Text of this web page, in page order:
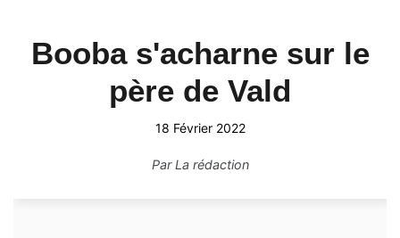
Booba s'acharne sur le
père de Vald
18 Février 2022
ParLa rédaction